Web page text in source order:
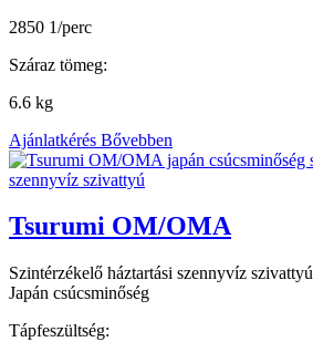
2850 1/perc
Száraz tömeg:
6.6 kg
Ajánlatkérés Bővebben
Tsurumi OM/OMA
Szintérzékelő háztartási szennyvíz szivattyú
Japán csúcsminőség
Tápfeszültség: